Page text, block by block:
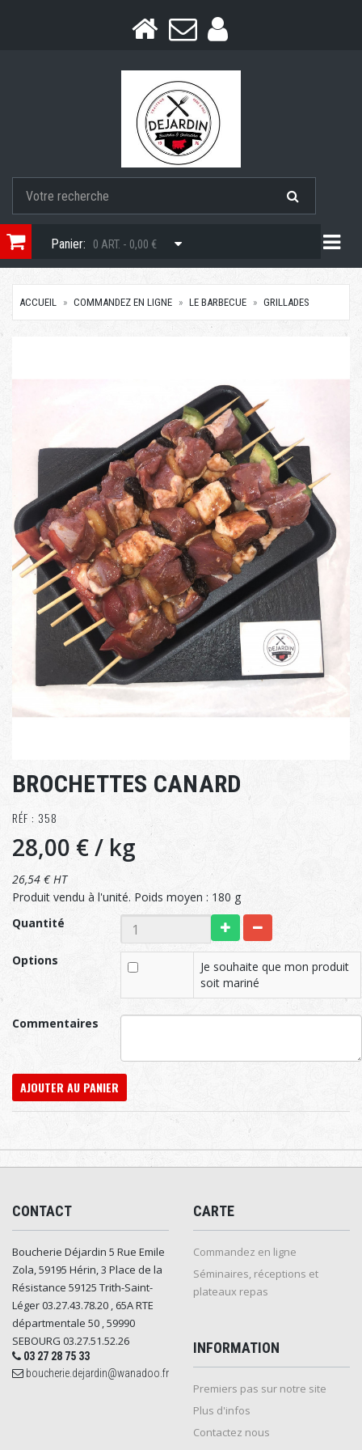
Panier: 0 ART. - 0,00 €
ACCUEIL COMMANDEZ EN LIGNE LE BARBECUE GRILLADES
BROCHETTES CANARD
RÉF : 358
28,00 €/ kg
26,54 € HT
Produit vendu à l'unité. Poids moyen : 180 g
Quantité
Options
Je souhaite que mon produit
soit mariné
Commentaires
AJOUTER AU PANIER
CONTACT
Boucherie Déjardin 5 Rue Emile
Zola, 59195 Hérin, 3 Place de la
Résistance 59125 Trith-Saint-
Léger 03.27.43.78.20 , 65A RTE
départmentale 50 , 59990
SEBOURG 03.27.51.52.26
03 27 28 75 33
boucherie.dejardin@wanadoo.fr
CARTE
Commandez en ligne
Séminaires, réceptions et
plateaux repas
INFORMATION
Premiers pas sur notre site
Plus d'infos
Contactez nous